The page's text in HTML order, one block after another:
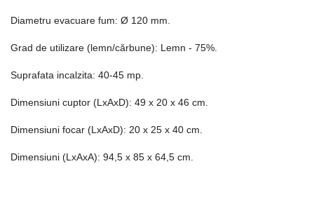
Diametru evacuare fum: Ø 120 mm.
Grad de utilizare (lemn/cărbune): Lemn - 75%.
Suprafata incalzita: 40-45 mp.
Dimensiuni cuptor (LxAxD): 49 x 20 x 46 cm.
Dimensiuni focar (LxAxD): 20 x 25 x 40 cm.
Dimensiuni (LxAxA): 94,5 x 85 x 64,5 cm.